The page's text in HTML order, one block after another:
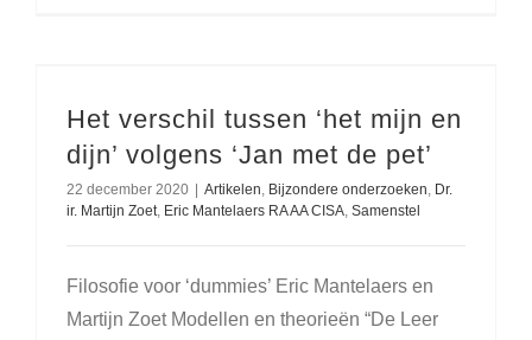
Het verschil tussen ‘het mijn en
dijn’ volgens ‘Jan met de pet’
22 december 2020 | Artikelen Bijzondere onderzoeken Dr.
ir. Martijn Zoet Eric Mantelaers RA AA CISA Samenstel
Filosofie voor ‘dummies’ Eric Mantelaers en
Martijn Zoet Modellen en theorieën “De Leer